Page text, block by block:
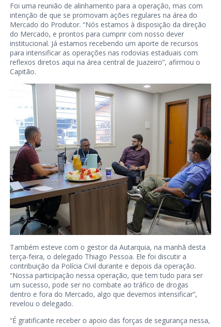
Foi uma reunião de alinhamento para a operação, mas com
intenção de que se promovam ações regulares na área do
Mercado do Produtor. “Nós estamos à disposição da direção
do Mercado, e prontos para cumprir com nosso dever
institucional. Já estamos recebendo um aporte de recursos
para intensificar as operações nas rodovias estaduais com
reflexos diretos aqui na área central de Juazeiro”, afirmou o
Capitão.
Também esteve com o gestor da Autarquia, na manhã desta
terça-feira, o delegado Thiago Pessoa. Ele foi discutir a
contribuição da Polícia Civil durante e depois da operação.
“Nossa participação nessa operação, que tem tudo para ser
um sucesso, pode ser no combate ao tráfico de drogas
dentro e fora do Mercado, algo que devemos intensificar”,
revelou o delegado.
“É gratificante receber o apoio das forças de segurança nessa,